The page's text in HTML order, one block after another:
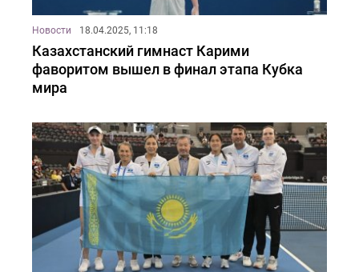
Новости 18.04.2025, 11:18
Казахстанский гимнаст Карими
фаворитом вышел в финал этапа Кубка
мира